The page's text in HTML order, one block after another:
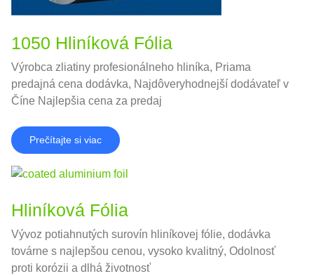
1050 Hliníková Fólia
Výrobca zliatiny profesionálneho hliníka, Priama
predajná cena dodávka, Najdôveryhodnejší dodávateľ v
Číne Najlepšia cena za predaj
Prečítajte si viac
Hliníková Fólia
Vývoz potiahnutých surovín hliníkovej fólie, dodávka
továrne s najlepšou cenou, vysoko kvalitný, Odolnosť
proti korózii a dlhá životnosť